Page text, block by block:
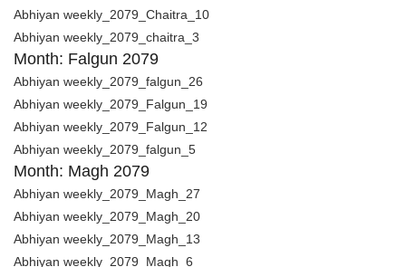
Abhiyan weekly_2079_Chaitra_10
Abhiyan weekly_2079_chaitra_3
Month: Falgun 2079
Abhiyan weekly_2079_falgun_26
Abhiyan weekly_2079_Falgun_19
Abhiyan weekly_2079_Falgun_12
Abhiyan weekly_2079_falgun_5
Month: Magh 2079
Abhiyan weekly_2079_Magh_27
Abhiyan weekly_2079_Magh_20
Abhiyan weekly_2079_Magh_13
Abhiyan weekly_2079_Magh_6